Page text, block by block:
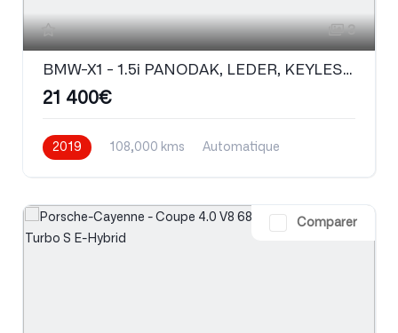
3
BMW-X1 - 1.5i PANODAK, LEDER, KEYLESS, TREKHAAK, DAB+
21 400€
2019 108,000 kms
Automatique
Comparer